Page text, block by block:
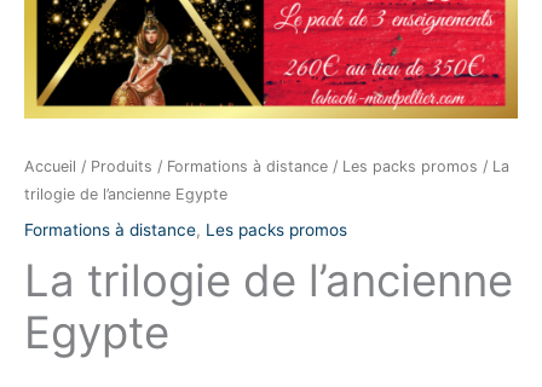
Accueil / Produits / Formations à distance / Les packs promos / La
trilogie de l’ancienne Egypte
Formations à distance, Les packs promos
La trilogie de l’ancienne
Egypte